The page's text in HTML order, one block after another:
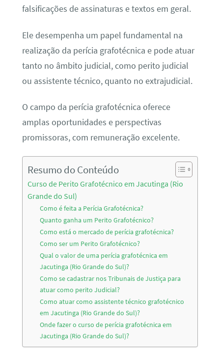
falsificações de assinaturas e textos em geral.
Ele desempenha um papel fundamental na
realização da perícia grafotécnica e pode atuar
tanto no âmbito judicial, como perito judicial
ou assistente técnico, quanto no extrajudicial.
O campo da perícia grafotécnica oferece
amplas oportunidades e perspectivas
promissoras, com remuneração excelente.
Resumo do Conteúdo
Curso de Perito Grafotécnico em Jacutinga (Rio
Grande do Sul)
Como é feita a Perícia Grafotécnica?
Quanto ganha um Perito Grafotécnico?
Como está o mercado de perícia grafotécnica?
Como ser um Perito Grafotécnico?
Qual o valor de uma perícia grafotécnica em
Jacutinga (Rio Grande do Sul)?
Como se cadastrar nos Tribunais de Justiça para
atuar como perito Judicial?
Como atuar como assistente técnico grafotécnico
em Jacutinga (Rio Grande do Sul)?
Onde fazer o curso de perícia grafotécnica em
Jacutinga (Rio Grande do Sul)?